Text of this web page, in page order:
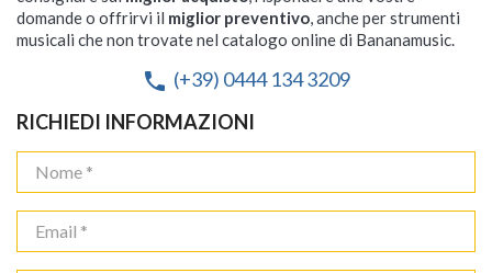
domande o offrirvi il miglior preventivo, anche per strumenti
musicali che non trovate nel catalogo online di Bananamusic.
phone (+39) 0444 134 3209
RICHIEDI INFORMAZIONI